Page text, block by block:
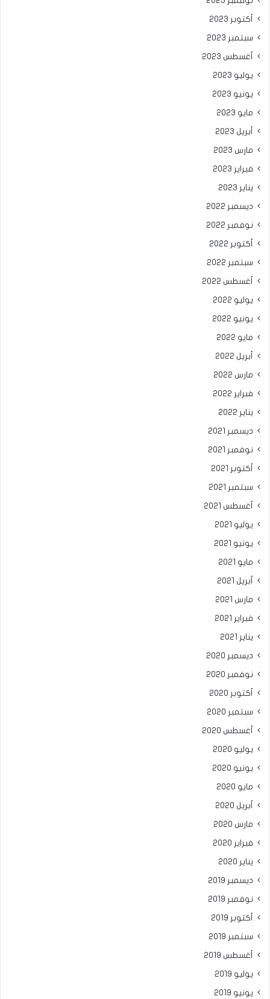
أكتوبر 2023
سبتمبر 2023
أغسطس 2023
يوليو 2023
يونيو 2023
مايو 2023
أبريل 2023
مارس 2023
فبراير 2023
يناير 2023
ديسمبر 2022
نوفمبر 2022
أكتوبر 2022
سبتمبر 2022
أغسطس 2022
يوليو 2022
يونيو 2022
مايو 2022
أبريل 2022
مارس 2022
فبراير 2022
يناير 2022
ديسمبر 2021
نوفمبر 2021
أكتوبر 2021
سبتمبر 2021
أغسطس 2021
يوليو 2021
يونيو 2021
مايو 2021
أبريل 2021
مارس 2021
فبراير 2021
يناير 2021
ديسمبر 2020
نوفمبر 2020
أكتوبر 2020
سبتمبر 2020
أغسطس 2020
يوليو 2020
يونيو 2020
مايو 2020
أبريل 2020
مارس 2020
فبراير 2020
يناير 2020
ديسمبر 2019
نوفمبر 2019
أكتوبر 2019
سبتمبر 2019
أغسطس 2019
يوليو 2019
يونيو 2019